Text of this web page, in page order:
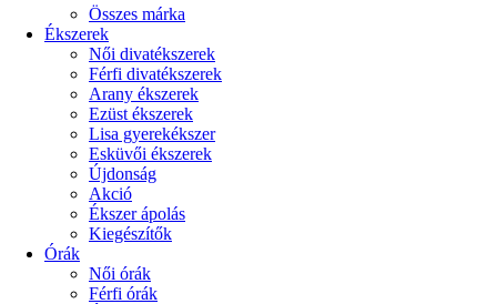
Összes márka
Ékszerek
Női divatékszerek
Férfi divatékszerek
Arany ékszerek
Ezüst ékszerek
Lisa gyerekékszer
Esküvői ékszerek
Újdonság
Akció
Ékszer ápolás
Kiegészítők
Órák
Női órák
Férfi órák